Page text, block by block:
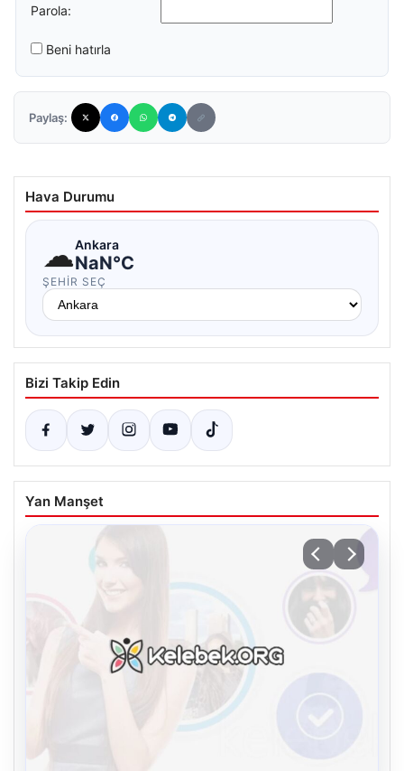
Parola:
Beni hatırla
Paylaş:
Hava Durumu
☁Ankara
NaN°C
ŞEHIR SEÇ
Bizi Takip Edin
Yan Manşet